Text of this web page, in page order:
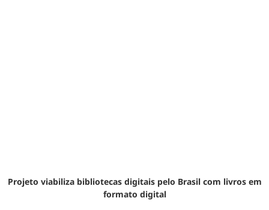
Projeto viabiliza bibliotecas digitais pelo Brasil com livros em
formato digital